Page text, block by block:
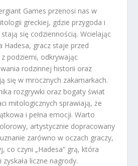
Games przenosi nas w
greckiej, gdzie przygoda i
się codziennością. Wcielając
Hadesa, gracz staje przed
podziemi, odkrywając
rodzinnej historii oraz
się w mrocznych zakamarkach.
rozgrywki oraz bogaty świat
mitologicznych sprawiają, że
i pełna emocji. Warto
artystycznie dopracowany
zarówno w oczach graczy,
co czyni „Hadesa” grą, która
zyskała liczne nagrody.